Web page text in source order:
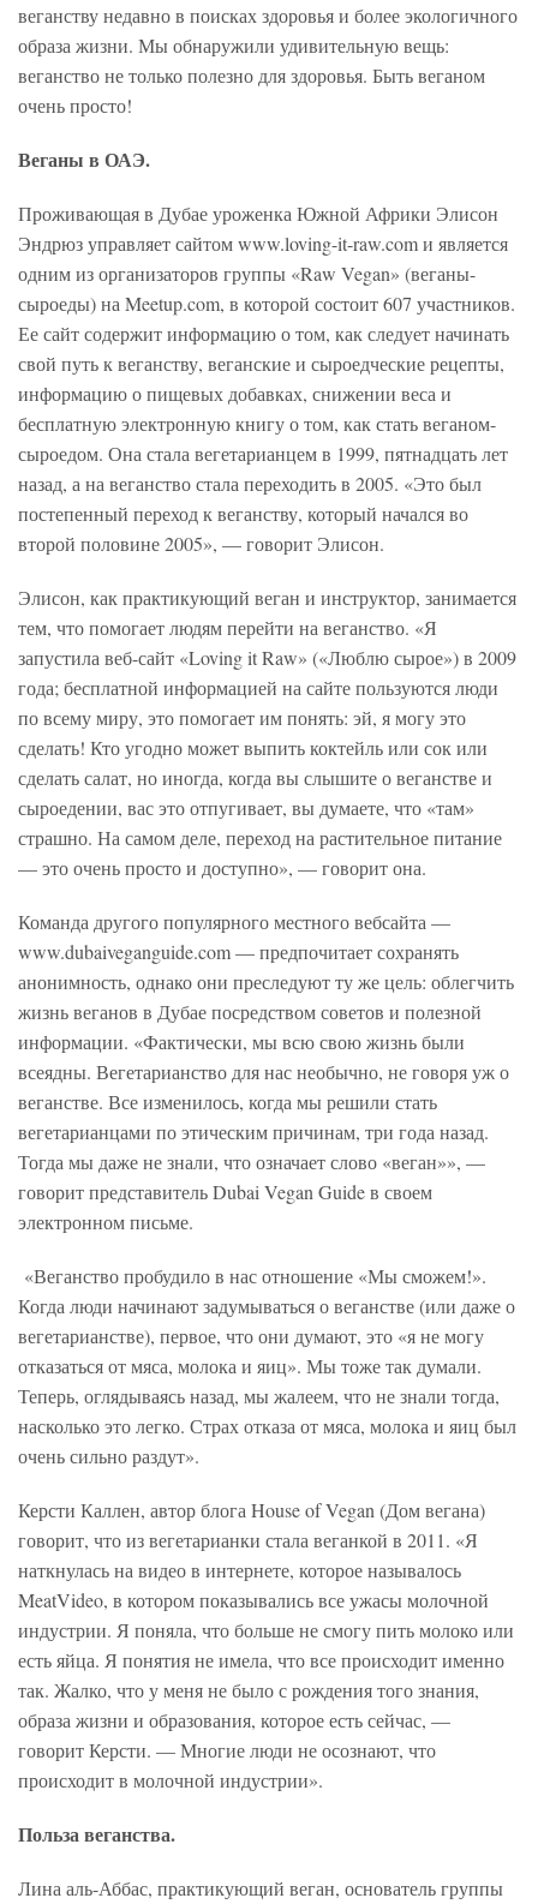
веганству недавно в поисках здоровья и более экологичного
образа жизни. Мы обнаружили удивительную вещь:
веганство не только полезно для здоровья. Быть веганом
очень просто!
Веганы в ОАЭ.
Проживающая в Дубае уроженка Южной Африки Элисон
Эндрюз управляет сайтом www.loving-it-raw.com и является
одним из организаторов группы «Raw Vegan» (веганы-
сыроеды) на Meetup.com, в которой состоит 607 участников.
Ее сайт содержит информацию о том, как следует начинать
свой путь к веганству, веганские и сыроедческие рецепты,
информацию о пищевых добавках, снижении веса и
бесплатную электронную книгу о том, как стать веганом-
сыроедом. Она стала вегетарианцем в 1999, пятнадцать лет
назад, а на веганство стала переходить в 2005. «Это был
постепенный переход к веганству, который начался во
второй половине 2005», — говорит Элисон.
Элисон, как практикующий веган и инструктор, занимается
тем, что помогает людям перейти на веганство. «Я
запустила веб-сайт «Loving it Raw» («Люблю сырое») в 2009
года; бесплатной информацией на сайте пользуются люди
по всему миру, это помогает им понять: эй, я могу это
сделать! Кто угодно может выпить коктейль или сок или
сделать салат, но иногда, когда вы слышите о веганстве и
сыроедении, вас это отпугивает, вы думаете, что «там»
страшно. На самом деле, переход на растительное питание
— это очень просто и доступно», — говорит она.
Команда другого популярного местного вебсайта —
www.dubaiveganguide.com — предпочитает сохранять
анонимность, однако они преследуют ту же цель: облегчить
жизнь веганов в Дубае посредством советов и полезной
информации. «Фактически, мы всю свою жизнь были
всеядны. Вегетарианство для нас необычно, не говоря уж о
веганстве. Все изменилось, когда мы решили стать
вегетарианцами по этическим причинам, три года назад.
Тогда мы даже не знали, что означает слово «веган»», —
говорит представитель Dubai Vegan Guide в своем
электронном письме.
«Веганство пробудило в нас отношение «Мы сможем!».
Когда люди начинают задумываться о веганстве (или даже о
вегетарианстве), первое, что они думают, это «я не могу
отказаться от мяса, молока и яиц». Мы тоже так думали.
Теперь, оглядываясь назад, мы жалеем, что не знали тогда,
насколько это легко. Страх отказа от мяса, молока и яиц был
очень сильно раздут».
Керсти Каллен, автор блога House of Vegan (Дом вегана)
говорит, что из вегетарианки стала веганкой в 2011. «Я
наткнулась на видео в интернете, которое называлось
MeatVideo, в котором показывались все ужасы молочной
индустрии. Я поняла, что больше не смогу пить молоко или
есть яйца. Я понятия не имела, что все происходит именно
так. Жалко, что у меня не было с рождения того знания,
образа жизни и образования, которое есть сейчас, —
говорит Керсти. — Многие люди не осознают, что
происходит в молочной индустрии».
Польза веганства.
Лина аль-Аббас, практикующий веган, основатель группы